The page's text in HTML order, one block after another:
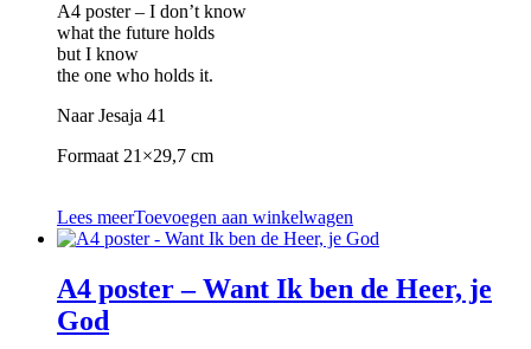
A4 poster – I don’t know
what the future holds
but I know
the one who holds it.
Naar Jesaja 41
Formaat 21×29,7 cm
Lees meerToevoegen aan winkelwagen
A4 poster – Want Ik ben de Heer, je
God